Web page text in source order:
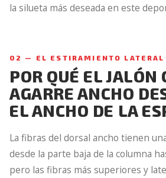
la silueta más deseada en este
02 — EL ESTIRAMIENTO LATERAL
POR QUÉ EL JALÓN
AGARRE ANCHO
EL ANCHO DE LA
La fibras del dorsal ancho tienen
desde la parte baja de la columna
pero las fibras más superiores y